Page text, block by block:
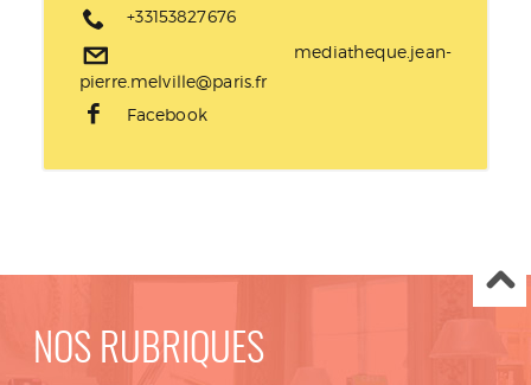
+33153827676
mediatheque.jean-
pierre.melville@paris.fr
Facebook
NOS RUBRIQUES